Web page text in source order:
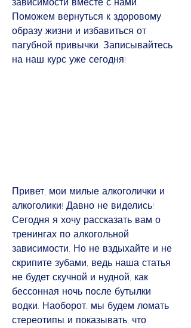
Поможем вернуться к здоровому
образу жизни и избавиться от
пагубной привычки. Записывайтесь
на наш курс уже сегодня!
Привет, мои милые алкоголички и
алкоголики! Давно не виделись!
Сегодня я хочу рассказать вам о
тренингах по алкогольной
зависимости. Но не вздыхайте и не
скрипите зубами, ведь наша статья
не будет скучной и нудной, как
бессонная ночь после бутылки
водки. Наоборот, мы будем ломать
стереотипы и показывать, что